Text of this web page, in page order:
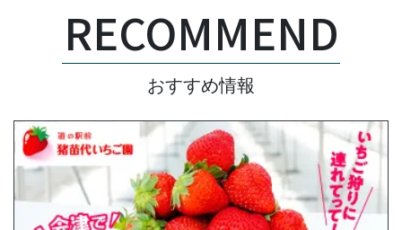
Language
RECOMMEND
おすすめ情報